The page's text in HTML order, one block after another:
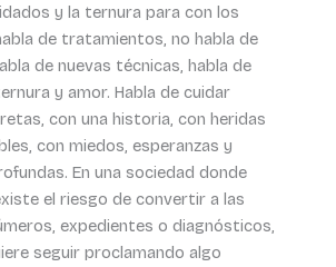
y la ternura para con los
de tratamientos, no habla de
de nuevas técnicas, habla de
y amor. Habla de cuidar
con una historia, con heridas
con miedos, esperanzas y
En una sociedad donde
el riesgo de convertir a las
expedientes o diagnósticos,
seguir proclamando algo